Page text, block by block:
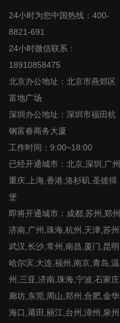
24小时为您中国热线：400-
8821-691
24小时微信联系：
18910858475
北京办公地址：北京市燕郊区
富地广场
深圳办公地址：深圳市福田杭
钢富春商务大厦
工作时间：9:00~18:00
已经开通城市：北京,深圳,广州,
重庆,上海,香港,洛杉矶,圣彼得
堡
即将开通城市：成都,苏州,郑州,
济南,广州,珠海,杭州,天津,苏州,
武汉,长沙,常州,南昌,厦门,昆明,
哈尔滨,大连,福州,南京,青岛,温
州,三亚,济南,珠海,宁波,石家庄,
廊坊,东莞,周山,郑州,合肥,金华,
海口,莆田,丽江,台州,漳州,泉州,